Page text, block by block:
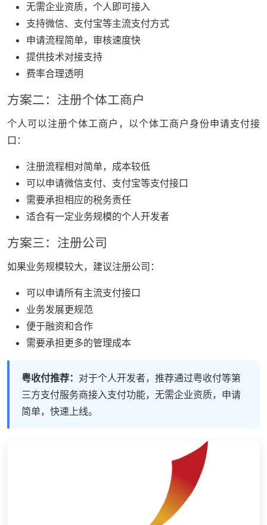
无需企业资质，个人即可接入
支持微信、支付宝等主流支付方式
申请流程简单，审核速度快
提供技术对接支持
费率合理透明
方案二：注册个体工商户
个人可以注册个体工商户，以个体工商户身份申请支付接
口：
注册流程相对简单，成本较低
可以申请微信支付、支付宝等支付接口
需要承担相应的税务责任
适合有一定业务规模的个人开发者
方案三：注册公司
如果业务规模较大，建议注册公司：
可以申请所有主流支付接口
业务发展更规范
便于融资和合作
需要承担更多的管理成本
粤收付推荐： 对于个人开发者，推荐通过粤收付等第
三方支付服务商接入支付功能，无需企业资质，申请
简单，快速上线。